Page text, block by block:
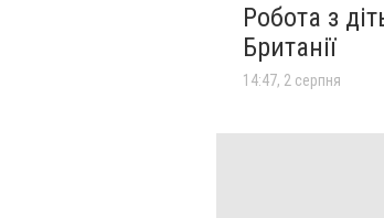
Робота з
Британії
14:47, 2 серпня